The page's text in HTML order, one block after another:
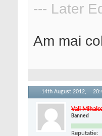
--- Later
Am mai
14th August 2012,
Vali
Banned
Reputatie: